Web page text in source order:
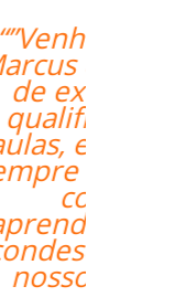
Além
as
de
com